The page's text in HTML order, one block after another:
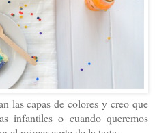
las capas de colores y creo que
infantiles o cuando queremos